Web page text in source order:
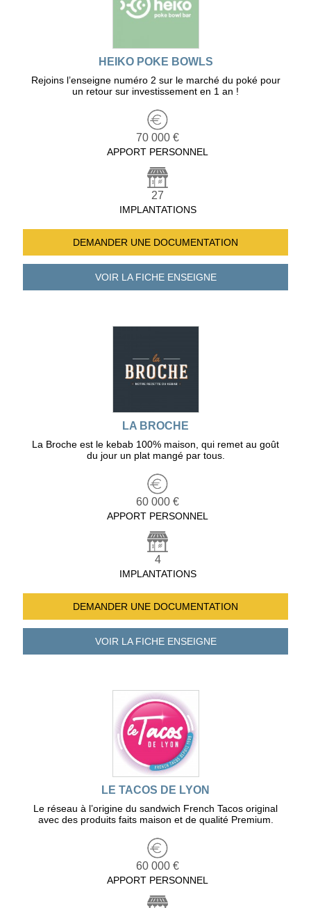
HEIKO POKE BOWLS
Rejoins l’enseigne numéro 2 sur le marché du poké pour
un retour sur investissement en 1 an !
70 000 €
APPORT PERSONNEL
27
IMPLANTATIONS
DEMANDER UNE DOCUMENTATION
VOIR LA FICHEENSEIGNE
LA BROCHE
La Broche est le kebab 100% maison, qui remet au goût
du jour un plat mangé par tous.
60 000 €
APPORT PERSONNEL
4
IMPLANTATIONS
DEMANDER UNE DOCUMENTATION
VOIR LA FICHEENSEIGNE
LE TACOS DE LYON
Le réseau à l’origine du sandwich French Tacos original
avec des produits faits maison et de qualité Premium.
60 000 €
APPORT PERSONNEL